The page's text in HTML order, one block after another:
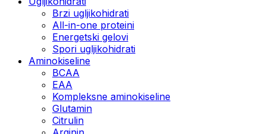
Brzi ugljikohidrati
All-in-one proteini
Energetski gelovi
Spori ugljikohidrati
Aminokiseline
BCAA
EAA
Kompleksne aminokiseline
Glutamin
Citrulin